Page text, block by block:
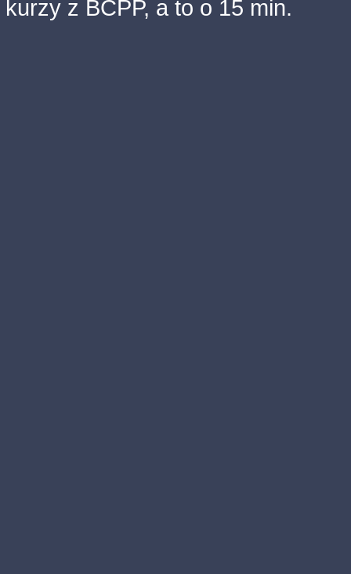
kurzy z BCPP, a to o 15 min.